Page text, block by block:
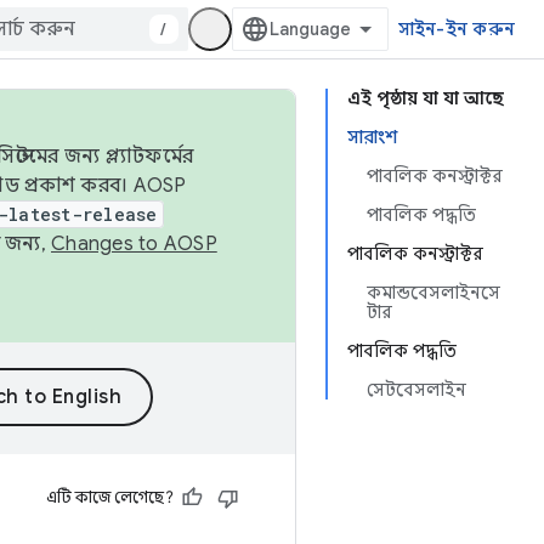
/ সাইন-ইন করুন
এই পৃষ্ঠায় যা যা আছে
সারাংশ
পাবলিক কনস্ট্রাক্টর
পাবলিক পদ্ধতি
পাবলিক কনস্ট্রাক্টর
কমান্ডবেসলাইনসে
টার
পাবলিক পদ্ধতি
সেটবেসলাইন
জন্য প্ল্যাটফর্মের
প্রকাশ করব। AOSP
latest-release
জন্য, Changes to AOSP
এটি কাজে লেগেছে?